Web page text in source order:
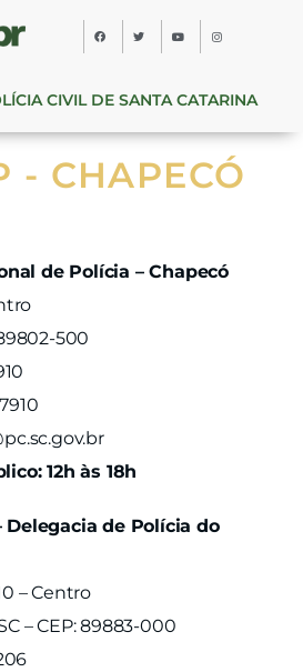
CIVIL DE SANTA CATARINA
- CHAPECÓ
de Polícia – Chapecó
500
12h às 18h
Delegacia de Polícia do
– Centro
– CEP: 89883-000